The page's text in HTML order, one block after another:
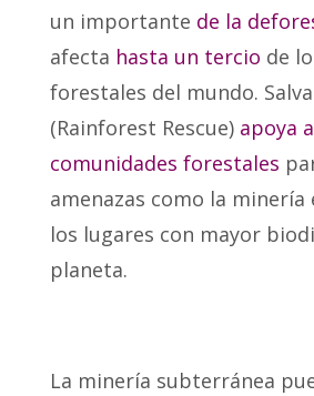
un importante de la
afecta hasta un tercio de
forestales del mundo. Salva
(Rainforest Rescue) apoya
comunidades forestales
amenazas como la minería
los lugares con mayor
planeta.
La minería subterránea